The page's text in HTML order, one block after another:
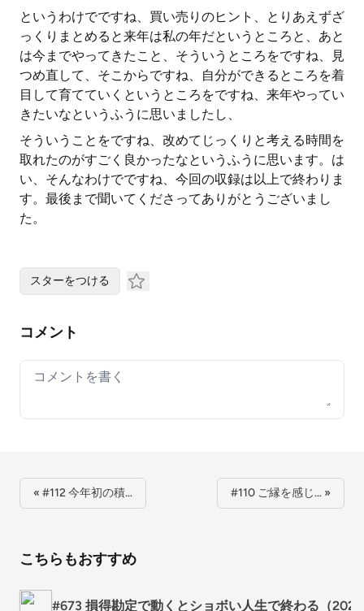
というわけでですね、買い売りのヒント、とりあえずざ
っくりまとめると来年は私の年だというところと、あと
は今までやってきたこと、そういうところをですね、見
つめ直して、そこからですね、自分ができるところを着
目して育てていくというところをですね、来年やってい
きたいなというふうに思いましたし、
そういうことをですね、改めてじっくりと考える時間を
取れたのがすごく良かったなというふうに思います。は
い、そんなわけでですね、今回の収録は以上で終わりま
す。最後まで聞いてくださってありがとうございまし
た。
スターをつける
コメント
Your comment
« #112 今年初の積… #110 ご縁を感じ… »
こちらもおすすめ
#673 損得勘定で動くとショボい人生で終わる（